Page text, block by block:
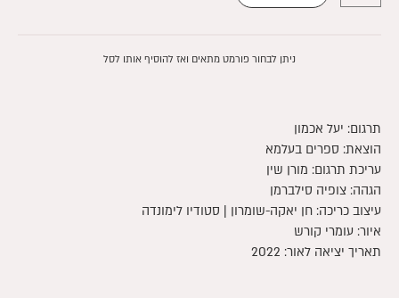
ניתן לבחור פורמט מתאים ואז להוסיף אותו לסל
תרגום: יעל אכמון
הוצאת: ספרים בעלמא
עריכת תרגום: מורן שין
הגהה: צופיה סילברמן
עיצוב כריכה: חן יאקה-שומרון | סטודיו לימונדה
איור: עומרי קורש
תאריך יציאה לאור: 2022